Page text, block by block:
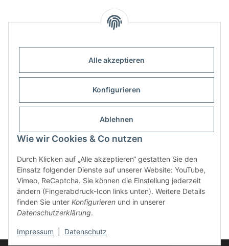
Alle akzeptieren
Konfigurieren
Ablehnen
Wie wir Cookies & Co nutzen
Durch Klicken auf „Alle akzeptieren“ gestatten Sie den
Einsatz folgender Dienste auf unserer Website: YouTube,
Vimeo, ReCaptcha. Sie können die Einstellung jederzeit
ändern (Fingerabdruck-Icon links unten). Weitere Details
finden Sie unter Konfigurieren und in unserer
Datenschutzerklärung.
Impressum Datenschutz
Informationen
Gesetzliche Informationen
Widerrufsbutton
* Alle Preise inkl. gesetzlicher USt., zzgl.